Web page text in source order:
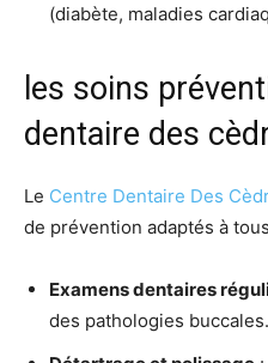
(diabète, maladies
les soins
dentaire des
Le Centre Dentaire Des
de prévention adaptés à
Examens dentaires
des pathologies buccales.